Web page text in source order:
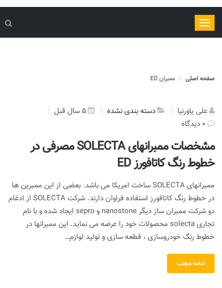
ناوبری
را
صفحه اصلی ممبران ED
علی یاورنیا دسته بندی نشده
5 سال قبل
0 دیدگاه
مشخصات ممبرانهای SOLECTA مصرفی در
خطوط رنگ کاتافورز ED
ممبرانهای SOLECTA ساخت امریکا می باشد. بعضی از این ممبرین ها
در خطوط رنگ کاتافورز استفاده فراوان دارند. شرکت SOLECTA از ادغام
دو شرکت ممبران ساز دیگر nanostone و sepro ایجاد شده و با نام
تجاری solecta محصولات خود را عرضه می نماید. این ممبرانها در
خطوط رنگ خودروسازی ، قطعه سازی و تولید لوازم…
ادامه مطلب